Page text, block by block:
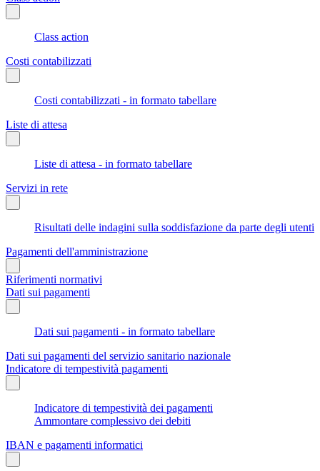
Class action
Costi contabilizzati
Costi contabilizzati - in formato tabellare
Liste di attesa
Liste di attesa - in formato tabellare
Servizi in rete
Risultati delle indagini sulla soddisfazione da parte degli utenti
Pagamenti dell'amministrazione
Riferimenti normativi
Dati sui pagamenti
Dati sui pagamenti - in formato tabellare
Dati sui pagamenti del servizio sanitario nazionale
Indicatore di tempestività pagamenti
Indicatore di tempestività dei pagamenti
Ammontare complessivo dei debiti
IBAN e pagamenti informatici